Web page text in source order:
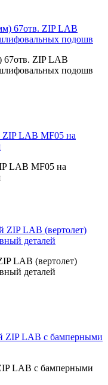
67отв. ZIP LAB
подошв
LAB MF05 на
LAB (вертолет)
деталей
LAB с бамперными